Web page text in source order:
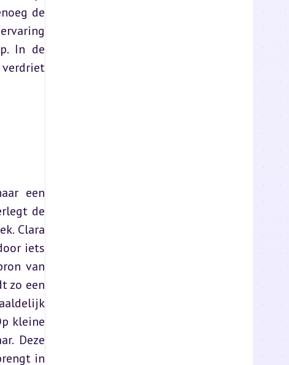
de
In de
verdriet
een
de
Clara
iets
van
zo een
kleine
Deze
in